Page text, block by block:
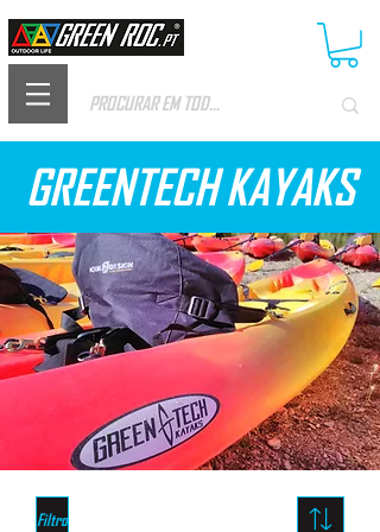
GREENTECH KAYAKS
Filtro